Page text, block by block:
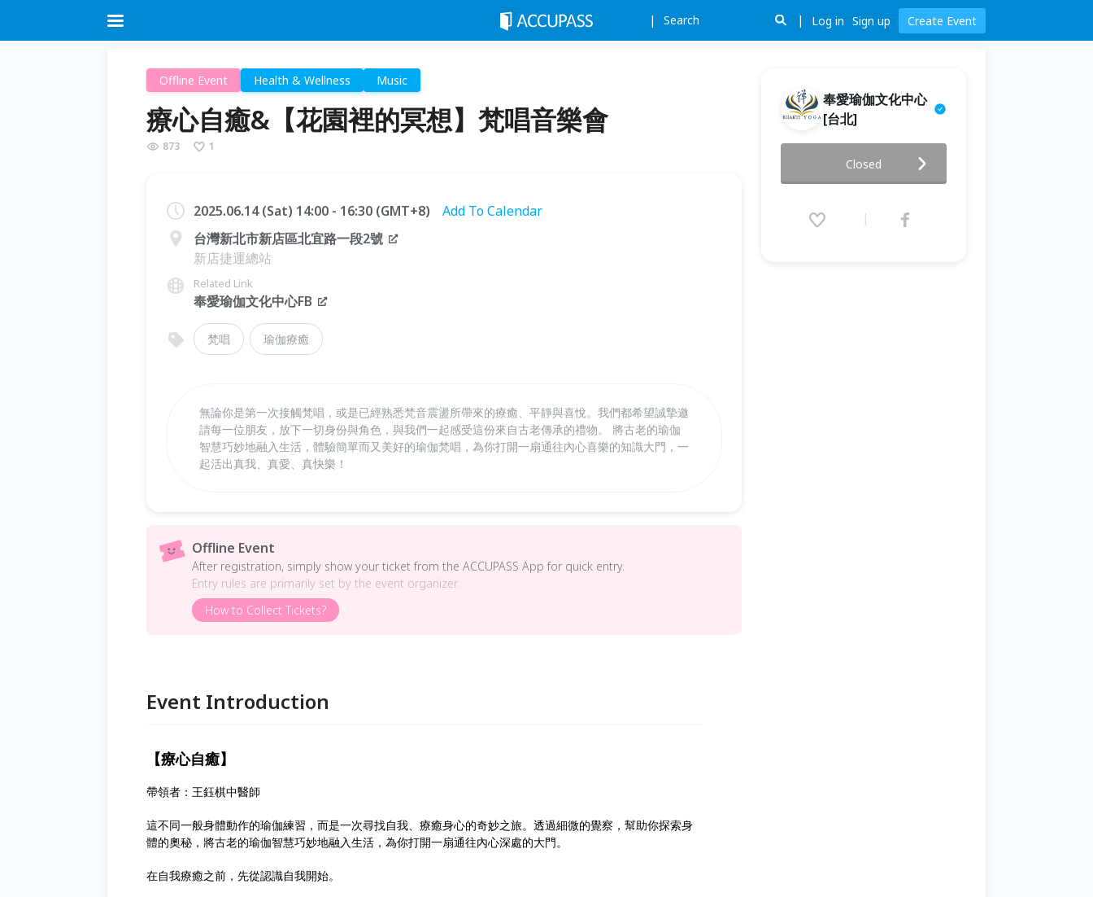
Search Log in Sign up Create Event
Offline Event Health & Wellness Music
療心自癒&【花園裡的冥想】梵唱音樂會
873 1
2025.06.14 (Sat) 14:00 - 16:30 (GMT+8)
Add To Calendar
台灣新北市新店區北宜路一段2號
新店捷運總站
Related Link
奉愛瑜伽文化中心FB
梵唱 瑜伽療癒
無論你是第一次接觸梵唱，或是已經熟悉梵音震盪所帶來的療癒、平靜與喜悅。我們都希望誠摯邀
請每一位朋友，放下一切身份與角色，與我們一起感受這份來自古老傳承的禮物。 將古老的瑜伽
智慧巧妙地融入生活，體驗簡單而又美好的瑜伽梵唱，為你打開一扇通往內心喜樂的知識大門，一
起活出真我、真愛、真快樂！
Offline Event
After registration, simply show your ticket from the ACCUPASS App for quick entry.
Entry rules are primarily set by the event organizer.
How to Collect Tickets?
Event Introduction
【療心自癒】
帶領者：王鈺棋中醫師
這不同一般身體動作的瑜伽練習，而是一次尋找自我、療癒身心的奇妙之旅。透過細微的覺察，幫助你探索身
體的奧秘，將古老的瑜伽智慧巧妙地融入生活，為你打開一扇通往內心深處的大門。
在自我療癒之前，先從認識自我開始。
奉愛瑜伽文化中心
[台北]
2025.06.14 (Sat) 14:00 - 16:30
Closed